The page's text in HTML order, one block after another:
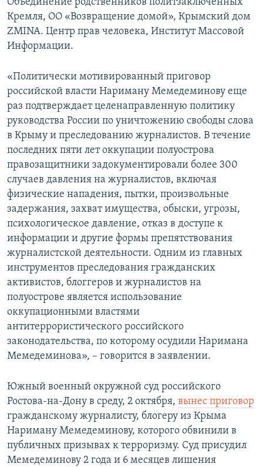
Объединение родственников политзаключенных
Кремля, ОО «Возвращение домой», Крымский дом
ZMINA. Центр прав человека, Институт Массовой
Информации.
«Политически мотивированный приговор
российской власти Нариману Мемедеминову еще
раз подтверждает целенаправленную политику
руководства России по уничтожению свободы слова
в Крыму и преследованию журналистов. В течение
последних пяти лет оккупации полуострова
правозащитники задокументировали более 300
случаев давления на журналистов, включая
физические нападения, пытки, произвольные
задержания, захват имущества, обыски, угрозы,
психологическое давление, отказ в доступе к
информации и другие формы препятствования
журналистской деятельности. Одним из главных
инструментов преследования гражданских
активистов, блоггеров и журналистов на
полуострове является использование
оккупационными властями
антитеррористического российского
законодательства, по которому осудили Наримана
Мемедеминова», – говорится в заявлении.
Южный военный окружной суд российского
Ростова-на-Дону в среду, 2 октября, вынес приговор
гражданскому журналисту, блогеру из Крыма
Нариману Мемедеминову, которого обвинили в
публичных призывах к терроризму. Суд присудил
Мемедеминову 2 года и 6 месяцев лишения